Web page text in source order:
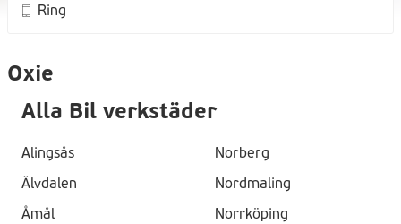
Ring
Oxie
Alla Bil verkstäder
Alingsås
Älvdalen
Åmål
Norberg
Nordmaling
Norrköping